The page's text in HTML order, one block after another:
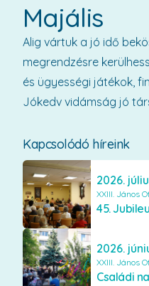
Kapcsolódó híreink
2026.
XXIII. János
2026.
XXIII. János
Majális
Alig vártuk a jó idő
megrendzésre
és ügyességi játékok,
Jókedv vidámság jó